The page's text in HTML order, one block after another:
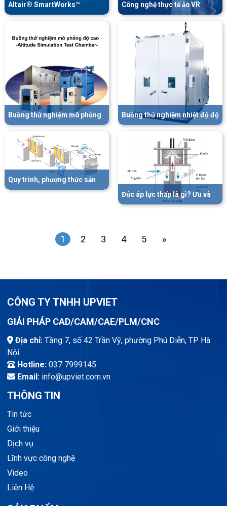
Altair® SmartWorks™ Công nghệ thực tế ảo VR
Buồng thử nghiệm mô phỏng
độ cao - Altitude Simulation
Test Chamber
Buồng thử nghiệm nhiệt độ độ
ẩm kích thước lớn - Walk-in
Quy trình, phương thức sản
xuất, thiết kế và một số điểm
Đúc áp lực thấp là gì? Ưu và
nhược điểm của phương pháp
1 2 3 4 5 »
CÔNG TY TNHH UPVIET
GIẢI PHÁP CAD/CAM/CAE/PLM/CNC
Địa chỉ: Tầng 7, số 42 Trần Vỹ, phường Phú Diễn, TP Hà
Nội
Hotline: 037 7999145
Email: info@upviet.com.vn
THÔNG TIN
Tin tức
Giới thiệu
Dịch vụ
Lĩnh vực công nghệ
Video
Liên Hệ